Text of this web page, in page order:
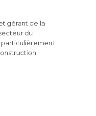
gérant de la
du
particulièrement